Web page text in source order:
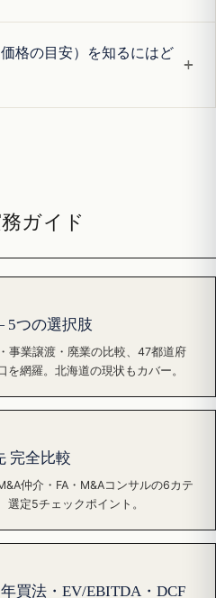
格の目安）を知るにはど
+
ガイド
5つの選択肢
事業譲渡・廃業の比較、47都道府
網羅。北海道の現状もカバー。
完全比較
仲介・FA・M&Aコンサルの6カテ
選定5チェックポイント。
買法・EV/EBITDA・DCF